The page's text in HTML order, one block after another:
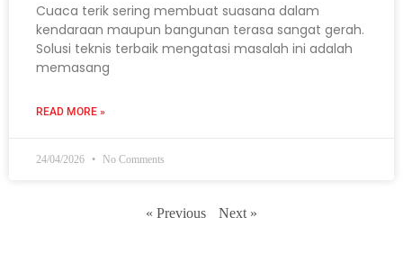
Cuaca terik sering membuat suasana dalam
kendaraan maupun bangunan terasa sangat gerah.
Solusi teknis terbaik mengatasi masalah ini adalah
memasang
READ MORE »
24/04/2026 No Comments
« Previous Next »